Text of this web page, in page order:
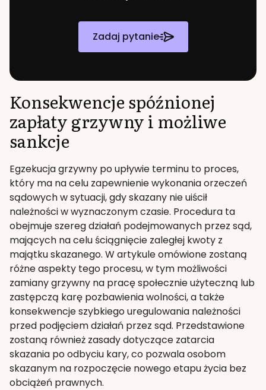
Zadaj pytanie
Konsekwencje spóźnionej
zapłaty grzywny i możliwe
sankcje
Egzekucja grzywny po upływie terminu to proces,
który ma na celu zapewnienie wykonania orzeczeń
sądowych w sytuacji, gdy skazany nie uiścił
należności w wyznaczonym czasie. Procedura ta
obejmuje szereg działań podejmowanych przez sąd,
mających na celu ściągnięcie zaległej kwoty z
majątku skazanego. W artykule omówione zostaną
różne aspekty tego procesu, w tym możliwości
zamiany grzywny na pracę społecznie użyteczną lub
zastępczą karę pozbawienia wolności, a także
konsekwencje szybkiego uregulowania należności
przed podjęciem działań przez sąd. Przedstawione
zostaną również zasady dotyczące zatarcia
skazania po odbyciu kary, co pozwala osobom
skazanym na rozpoczęcie nowego etapu życia bez
obciążeń prawnych.